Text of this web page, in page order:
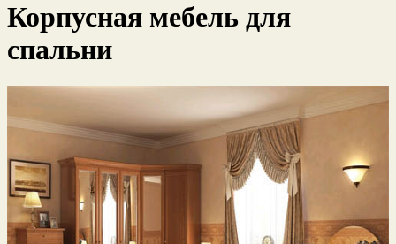
Корпусная мебель для
спальни